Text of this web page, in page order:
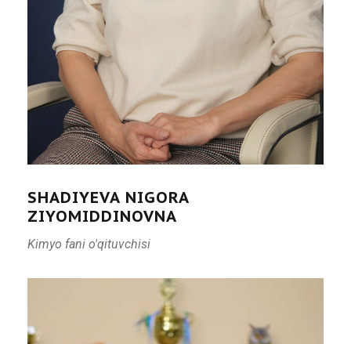
SHADIYEVA NIGORA
ZIYOMIDDINOVNA
Kimyo fani o'qituvchisi